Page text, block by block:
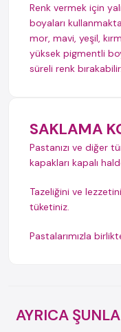
Renk vermek için
boyaları
mor, mavi, yeşil,
yüksek pigmentli
süreli renk bırakabilir.
SAKLAMA
Pastanızı ve diğer
kapakları kapalı
Tazeliğini ve
tüketiniz.
Pastalarımızla
AYRICA